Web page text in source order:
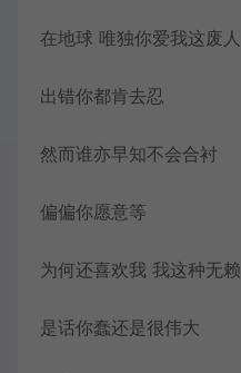
在地球 唯独你爱我这废人
出错你都肯去忍
然而谁亦早知不会合衬
偏偏你愿意等
为何还喜欢我 我这种无赖
是话你蠢还是很伟大